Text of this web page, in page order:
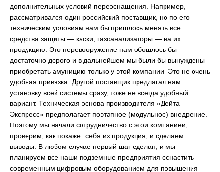
дополнительных условий переоснащения. Например,
рассматривался один российский поставщик, но по его
техническим условиям нам бы пришлось менять все
средства защиты — каски, газоанализаторы — на их
продукцию. Это перевооружение нам обошлось бы
достаточно дорого и в дальнейшем мы были бы вынуждены
приобретать амуницию только у этой компании. Это не очень
удобная привязка. Другой поставщик предлагал нам
установку всей системы сразу, тоже не всегда удобный
вариант. Техническая основа производителя «Дейта
Экспресс» предполагает поэтапное (модульное) внедрение.
Поэтому мы начали сотрудничество с этой компанией,
проверим, как покажет себя их продукция, и сделаем
выводы. В любом случае первый шаг сделан, и мы
планируем все наши подземные предприятия оснастить
современным цифровым оборудованием для повышения